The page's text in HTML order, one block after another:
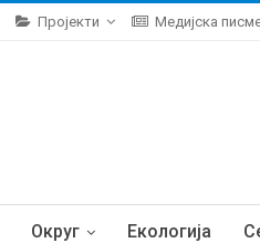
Пројекти Медијска
Округ Екологија